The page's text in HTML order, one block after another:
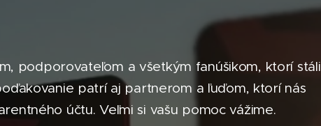
podporovateľom a všetkým fanúšikom, ktorí stáli
patrí aj partnerom a ľuďom, ktorí nás
účtu. Veľmi si vašu pomoc vážime.